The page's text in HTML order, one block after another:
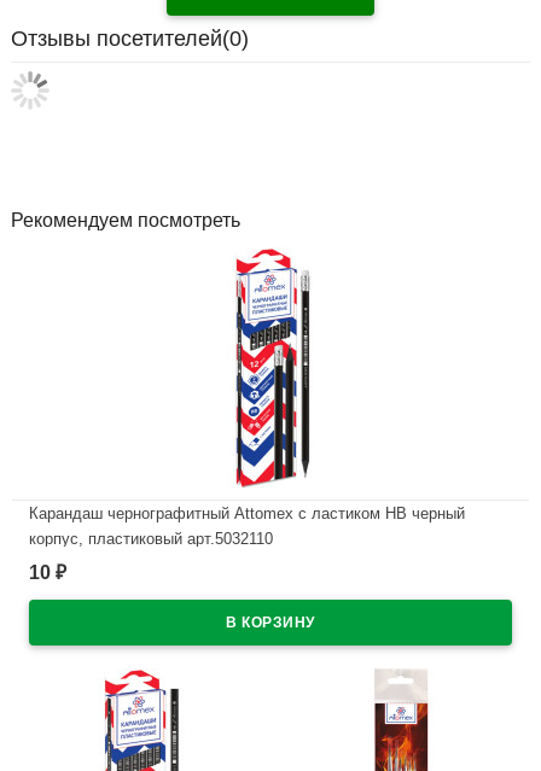
Отзывы посетителей(0)
Рекомендуем посмотреть
Карандаш чернографитный Attomex с ластиком НВ черный
корпус, пластиковый арт.5032110
В наличии
10 ₽